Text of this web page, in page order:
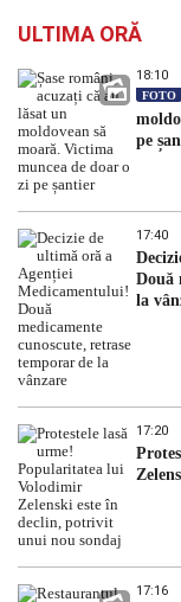
ULTIMA ORĂ
18:10
FOTO
pe
17:40
Două
la
17:20
17:16